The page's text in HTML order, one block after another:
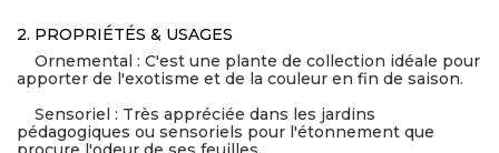
2. PROPRIÉTÉS & USAGES
Ornemental : C'est une plante de collection idéale pour
apporter de l'exotisme et de la couleur en fin de saison.
Sensoriel : Très appréciée dans les jardins
pédagogiques ou sensoriels pour l'étonnement que